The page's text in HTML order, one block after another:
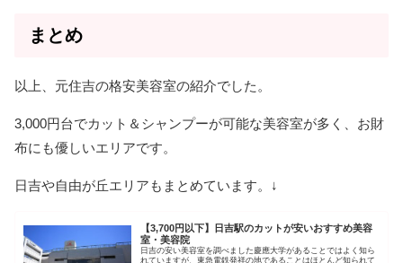
まとめ
以上、元住吉の格安美容室の紹介でした。
3,000円台でカット＆シャンプーが可能な美容室が多く、お財
布にも優しいエリアです。
日吉や自由が丘エリアもまとめています。↓
【3,700円以下】日吉駅のカットが安いおすすめ美容
室・美容院
日吉の安い美容室を調べました慶應大学があることではよく知ら
れていますが、東急電鉄発祥の地であることはほとんど知られて